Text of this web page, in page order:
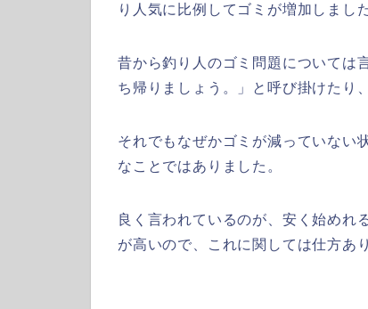
り人気に比例してゴミが増加しました
昔から釣り人のゴミ問題については
ち帰りましょう。」と呼び掛けたり
それでもなぜかゴミが減っていない
なことではありました。
良く言われているのが、安く始めれ
が高いので、これに関しては仕方あ